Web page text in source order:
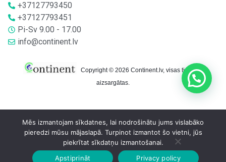
+37127793450
+37127793451
Pi-Sv 9.00 - 17.00
info@continent.lv
Copyright © 2026 Continent.lv, visas tiesības
aizsargātas.
Mēs izmantojam sīkdatnes, lai nodrošinātu jums vislabāko
pieredzi mūsu mājaslapā. Turpinot izmantot šo vietni, jūs
piekrītat sīkdatņu izmantošanai.
Apstiprināt
Privacy policy